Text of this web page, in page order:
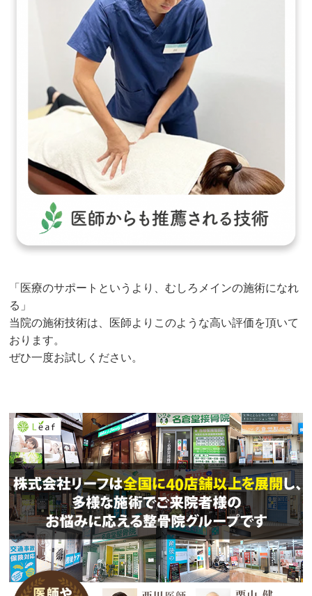
「医療のサポートというより、むしろメインの施術になれ
る」
当院の施術技術は、医師よりこのような高い評価を頂いて
おります。
ぜひ一度お試しください。